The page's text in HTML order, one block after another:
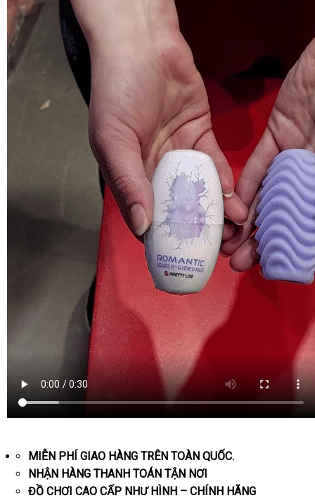
MIỄN PHÍ GIAO HÀNG TRÊN TOÀN QUỐC.
NHẬN HÀNG THANH TOÁN TẬN NƠI
ĐỒ CHƠI CAO CẤP NHƯ HÌNH – CHÍNH HÃNG